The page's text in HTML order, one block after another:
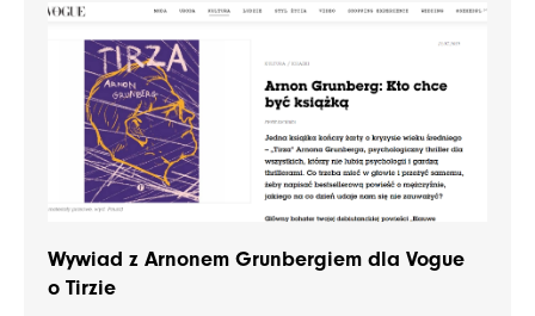
Wywiad z Arnonem Grunbergiem dla Vogue
o Tirzie